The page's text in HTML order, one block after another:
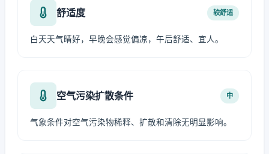
舒适度 较舒适
白天天气晴好，早晚会感觉偏凉，午后舒适、宜人。
空气污染扩散条件 中
气象条件对空气污染物稀释、扩散和清除无明显影响。